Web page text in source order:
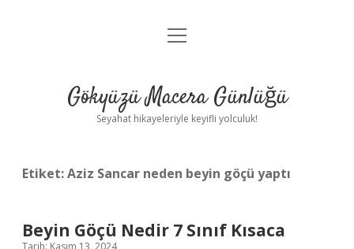
Anasayfa
Yasal Uyarı
menüyü
Gökyüzü Macera Günlüğü
Seyahat hikayeleriyle keyifli yolculuk!
Etiket:Aziz Sancar neden beyin göçü yaptı
Beyin Göçü Nedir 7 Sınıf Kısaca
Tarih: Kasım 13, 2024